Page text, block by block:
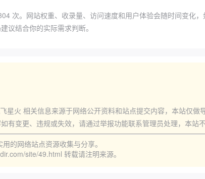
次。网站权重、收录量、访问速度和用户体验会随时间变化
议结合你的实际需求判断。
星火 相关信息来源于网络公开资料和站点提交内容，本站仅
有变更、违规或失效，请通过举报功能联系管理员处理，本站
的网络站点资源收集与分享。
site/49.html 转载请注明来源。